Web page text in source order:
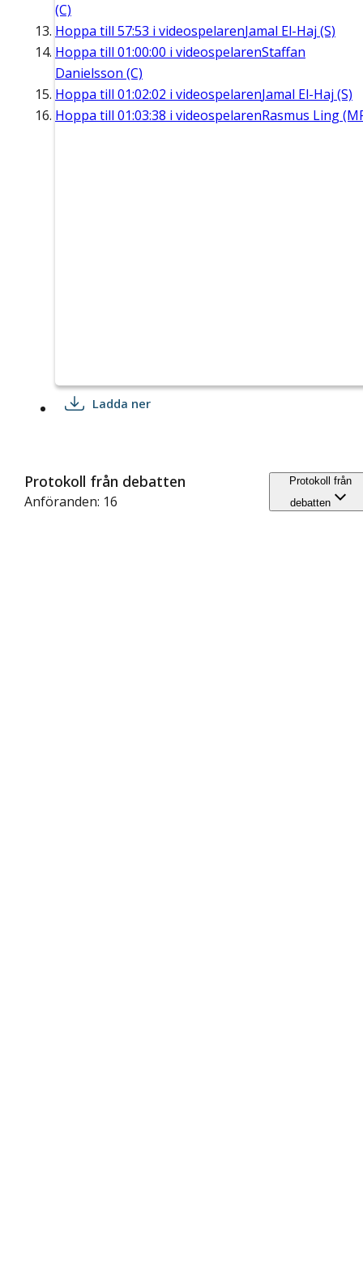
(C)
Hoppa till 57:53 i videospelarenJamal El-Haj (S)
Hoppa till 01:00:00 i videospelarenStaffan
Danielsson (C)
Hoppa till 01:02:02 i videospelarenJamal El-Haj (S)
Hoppa till 01:03:38 i videospelarenRasmus Ling
Ladda ner
Protokoll från debatten
Anföranden: 16
Protokoll från
debatten